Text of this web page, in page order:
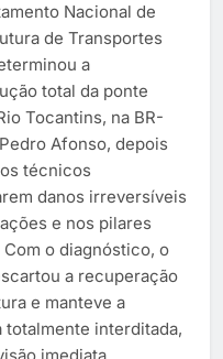
Nacional de
de Transportes
a
total da ponte
Tocantins, na BR-
Afonso, depois
técnicos
danos irreversíveis
e nos pilares
o diagnóstico, o
a recuperação
e manteve a
totalmente interditada,